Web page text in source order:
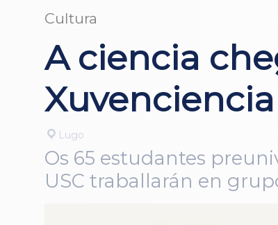
Cultura
A ciencia
Xuvenciencia
Lugo
Os 65 estudantes
USC traballarán en